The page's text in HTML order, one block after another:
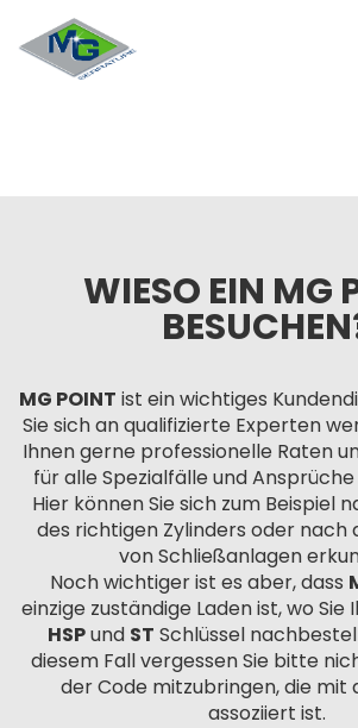
WIESO EIN MG
MG POINT ist ein wichtiges
Sie sich an qualifizierte Experten
Ihnen gerne professionelle Raten
für alle Spezialfälle und
Hier können Sie sich zum Beispiel
des richtigen Zylinders oder nach
von Schließanlagen
Noch wichtiger ist es aber, dass
einzige zuständige Laden ist, wo
HSPund ST Schlüssel
diesem Fall vergessen Sie bitte
der Code mitzubringen, die mit
assoziiert ist.